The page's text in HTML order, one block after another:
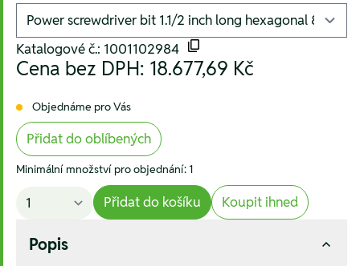
Katalogové č.: 1001102984
Cena bez DPH: 18.677,69 Kč
Objednáme pro Vás
Přidat do oblíbených
Minimální množství pro objednání: 1
Přidat do košíku Koupit ihned
Popis